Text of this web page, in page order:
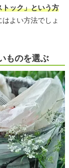
トック」という方
よい方法でしょ
ものを選ぶ